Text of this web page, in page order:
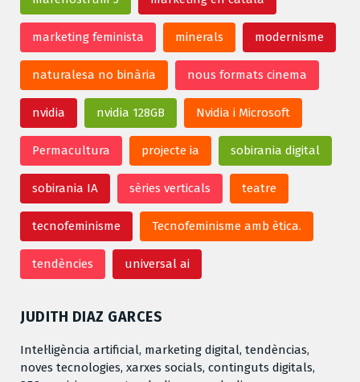
marketing feminista minerals modernisme
naturalesa no binària nous formats cinema
nvidia nvidia 128GB Nvidia i Microsoft
Permacultura projecte ia sobirania digital
sobirania IA sèries verticals teatre
tecnofeminisme Tecnofeminisme amb ètica.
tendències universal ai
JUDITH DIAZ GARCES
Intel·ligència artificial, marketing digital, tendèncias,
noves tecnologies, xarxes socials, continguts digitals,